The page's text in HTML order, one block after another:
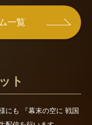
一覧
ト
にも
『幕末の空に 戦国